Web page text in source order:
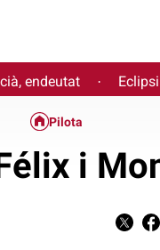
endeutat ·
Pilota
i